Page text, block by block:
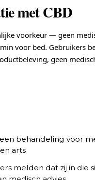
met CBD
voorkeur — geen
voor bed. Gebruikers
geen
behandeling voor
arts
melden dat zij in die